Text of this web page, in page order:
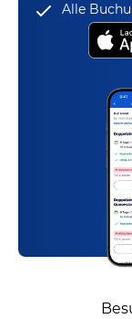
Alle